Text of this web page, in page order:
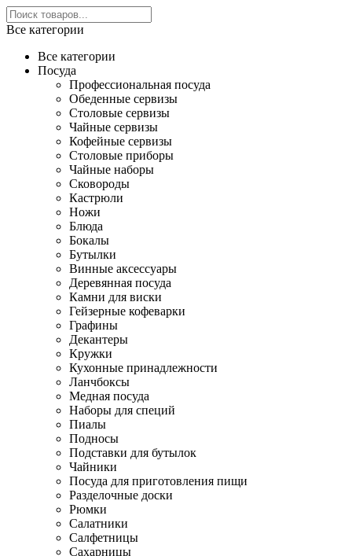
Все категории
Все категории
Посуда
Профессиональная посуда
Обеденные сервизы
Столовые сервизы
Чайные сервизы
Кофейные сервизы
Столовые приборы
Чайные наборы
Сковороды
Кастрюли
Ножи
Блюда
Бокалы
Бутылки
Винные аксессуары
Деревянная посуда
Камни для виски
Гейзерные кофеварки
Графины
Декантеры
Кружки
Кухонные принадлежности
Ланчбоксы
Медная посуда
Наборы для специй
Пиалы
Подносы
Подставки для бутылок
Чайники
Посуда для приготовления пищи
Разделочные доски
Рюмки
Салатники
Салфетницы
Сахарницы